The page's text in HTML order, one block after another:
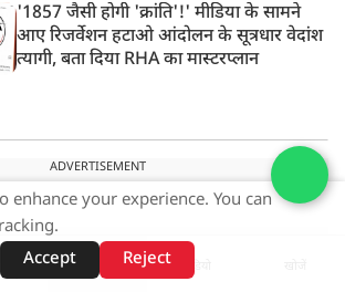
'1857 जैसी होगी 'क्रांति'!' मीडिया के सामने
आए रिजर्वेशन हटाओ आंदोलन के सूत्रधार वेदांश
त्यागी, बता दिया RHA का मास्टरप्लान
ADVERTISEMENT
enhance your experience. You can
Accept
Reject